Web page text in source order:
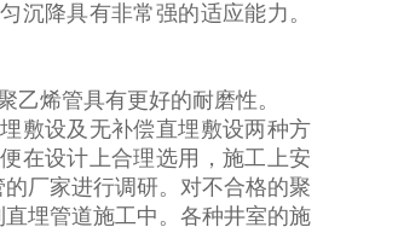
沉降具有非常强的适应能力。
乙烯管具有更好的耐磨性。
敷设及无补偿直埋敷设两种方
在设计上合理选用，施工上安
厂家进行调研。对不合格的聚
埋管道施工中。各种井室的施